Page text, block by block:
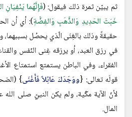
ثم يبيّن ثمرة ذلك فيقول: (فَإِنَّهُما يَنْفِيَانِ
خَبَثَ الحَدِيدِ وَالذَّهَبِ وَالفِضَّةِ): أي أن
حقيقةً وذلك بالغِنَى الّذي يحصُل بسببهما،
في رزق العبد، أو يرزقه غِنى النّفس
الفقراء، وفي الباطن يستمتع استمتاع
قولَه تعالى: {ووَجَدَكَ عَائِلاً فَأَغْنَى
لأنّ الآية مكّية، ولم يكن النبيّ صلى
المال.